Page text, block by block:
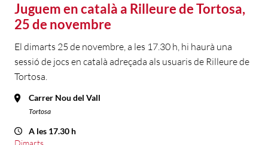
Juguem en català a Rilleure de Tortosa,
25 de novembre
El dimarts 25 de novembre, a les 17.30 h, hi haurà una
sessió de jocs en català adreçada als usuaris de Rilleure de
Tortosa.
Carrer Nou del Vall
Tortosa
A les 17.30 h